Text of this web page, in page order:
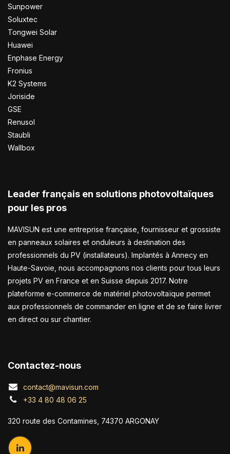
Sunpower
Soluxtec
Tongwei Solar
Huawei
Enphase Energy
Fronius
K2 Systems
Joriside
GSE
Renusol
Staubli
Wallbox
Leader français en solutions photovoltaïques
pour les pros
MAVISUN est une entreprise française, fournisseur et grossiste
en panneaux solaires et onduleurs à destination des
professionnels du PV (installateurs). Implantés à Annecy en
Haute-Savoie, nous accompagnons nos clients pour tous leurs
projets PV en France et en Suisse depuis 2017. Notre
plateforme e-commerce de matériel photovoltaïque permet
aux professionnels de commander en ligne et de se faire livrer
en direct ou sur chantier.
Contactez-nous
contact@mavisun.com
+33 4 80 48 06 25
320 route des Contamines, 74370 ARGONAY